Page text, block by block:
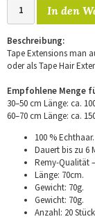
In den
Beschreibung:
Tape Extensions man
oder als Tape Hair
Empfohlene Menge
30–50 cm Länge: ca.
60–70 cm Länge: ca.
100 % Echthaar.
Dauert bis zu 6
Remy-Qualität
Länge: 70cm.
Gewicht: 70g.
Gewicht: 70g.
Anzahl: 20